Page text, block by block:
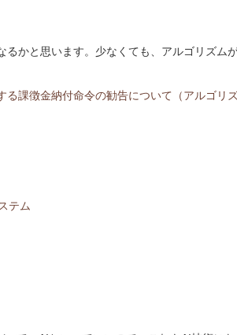
かと思います。少なくても、アルゴリズムが
る課徴金納付命令の勧告について（アルゴリ
テム